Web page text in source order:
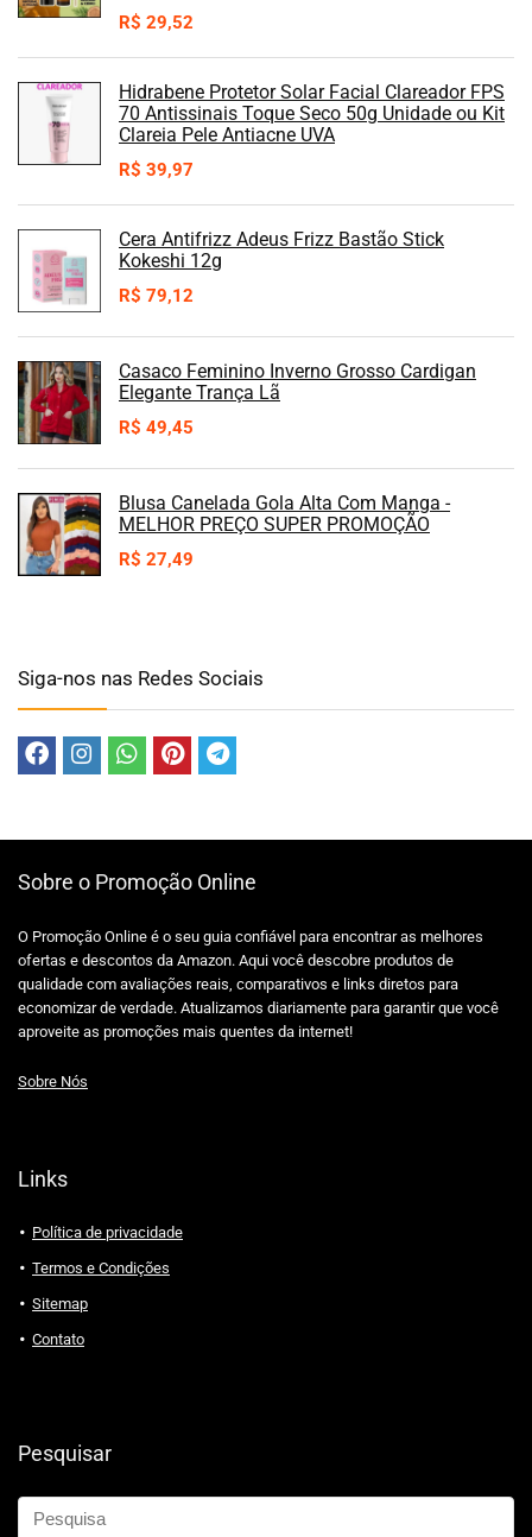
R$ 29,52
Hidrabene Protetor Solar Facial Clareador FPS
70 Antissinais Toque Seco 50g Unidade ou Kit
Clareia Pele Antiacne UVA
R$ 39,97
Cera Antifrizz Adeus Frizz Bastão Stick
Kokeshi 12g
R$ 79,12
Casaco Feminino Inverno Grosso Cardigan
Elegante Trança Lã
R$ 49,45
Blusa Canelada Gola Alta Com Manga -
MELHOR PREÇO SUPER PROMOÇÃO
R$ 27,49
Siga-nos nas Redes Sociais
Sobre o Promoção Online
O Promoção Online é o seu guia confiável para encontrar as melhores
ofertas e descontos da Amazon. Aqui você descobre produtos de
qualidade com avaliações reais, comparativos e links diretos para
economizar de verdade. Atualizamos diariamente para garantir que você
aproveite as promoções mais quentes da internet!
Sobre Nós
Links
Política de privacidade
Termos e Condições
Sitemap
Contato
Pesquisar